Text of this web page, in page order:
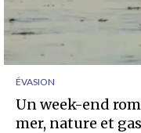
ÉVASION
Un week-end
mer, nature et